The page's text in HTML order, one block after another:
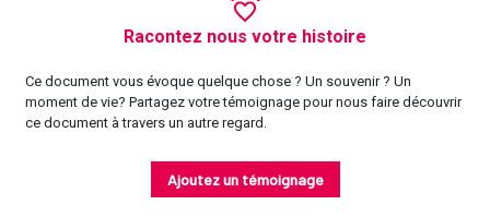
Racontez nous votre histoire
Ce document vous évoque quelque chose ? Un souvenir ? Un
moment de vie? Partagez votre témoignage pour nous faire découvrir
ce document à travers un autre regard.
Ajoutez un témoignage